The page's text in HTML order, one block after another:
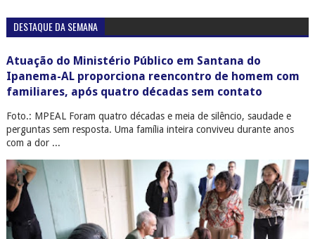
DESTAQUE DA SEMANA
Atuação do Ministério Público em Santana do
Ipanema-AL proporciona reencontro de homem com
familiares, após quatro décadas sem contato
Foto.: MPEAL Foram quatro décadas e meia de silêncio, saudade e
perguntas sem resposta. Uma família inteira conviveu durante anos
com a dor ...